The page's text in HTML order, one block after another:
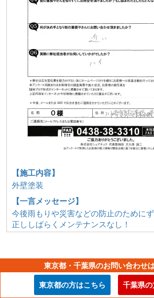
【施工内容】
外壁塗装
【一言メッセージ】
今後雨もりや災害などの防止のために
正ししばらくメンテナンスなし！
川崎市多摩区で火災保険を使用した棟
行いました
東京都・千葉県のお問い合わせ
東京都の方はこちら 千葉県